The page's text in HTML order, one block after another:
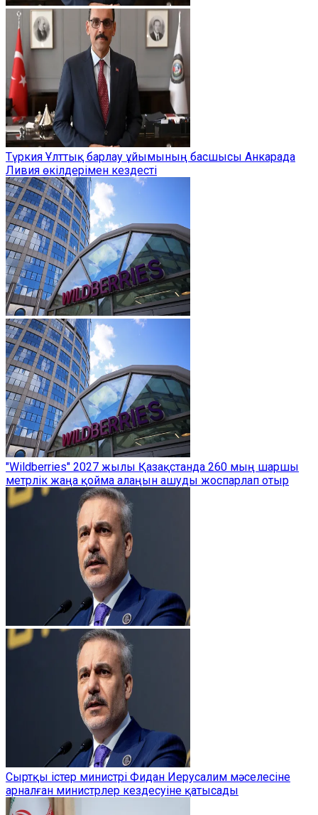
Түркия Ұлттық барлау ұйымының басшысы Анкарада
Ливия өкілдерімен кездесті
"Wildberries" 2027 жылы Қазақстанда 260 мың шаршы
метрлік жаңа қойма алаңын ашуды жоспарлап отыр
Сыртқы істер министрі Фидан Иерусалим мәселесіне
арналған министрлер кездесуіне қатысады